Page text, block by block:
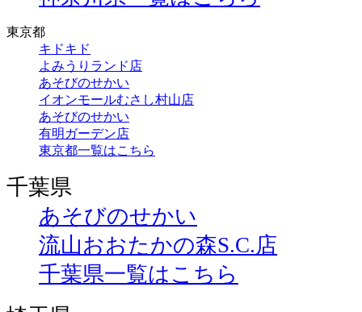
東京都
キドキド
よみうりランド店
あそびのせかい
イオンモールむさし村山店
あそびのせかい
有明ガーデン店
東京都一覧はこちら
千葉県
あそびのせかい
流山おおたかの森S.C.店
千葉県一覧はこちら